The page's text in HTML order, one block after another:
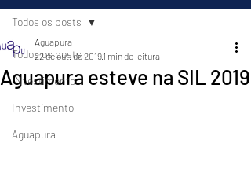
Todos os posts
INvestimento
Investimento
Aguapura
Todos os posts
Aguapura esteve na SIL 2019
Aguapura
22 de out. de 20191 min de leitura